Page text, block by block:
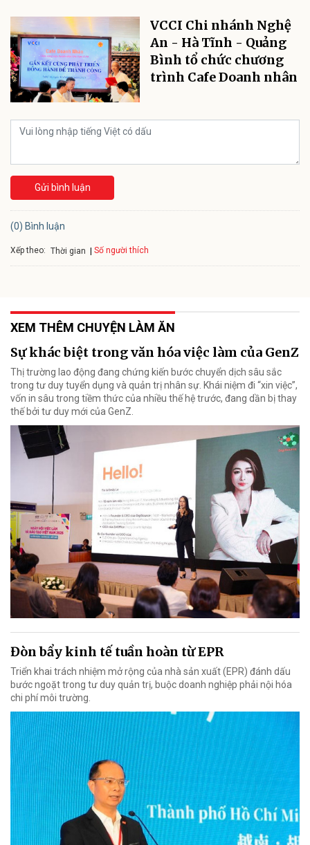
VCCI Chi nhánh Nghệ
An - Hà Tĩnh - Quảng
Bình tổ chức chương
trình Cafe Doanh nhân
Gửi bình luận
(0) Bình luận
Xếp theo: Thời gian Số người thích
XEM THÊM CHUYỆN LÀM ĂN
Sự khác biệt trong văn hóa việc làm của GenZ
Thị trường lao động đang chứng kiến bước chuyển dịch sâu sắc
trong tư duy tuyển dụng và quản trị nhân sự. Khái niệm đi “xin việc”,
vốn in sâu trong tiềm thức của nhiều thế hệ trước, đang dần bị thay
thế bởi tư duy mới của GenZ.
Đòn bẩy kinh tế tuần hoàn từ EPR
Triển khai trách nhiệm mở rộng của nhà sản xuất (EPR) đánh dấu
bước ngoặt trong tư duy quản trị, buộc doanh nghiệp phải nội hóa
chi phí môi trường.